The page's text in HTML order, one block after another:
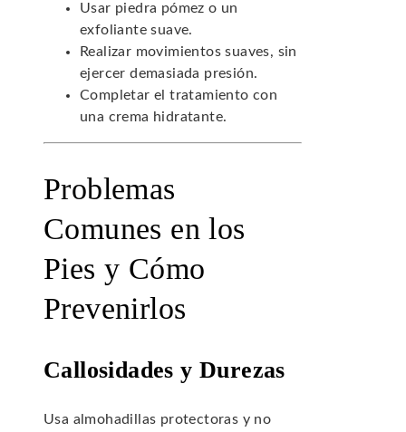
Usar piedra pómez o un
exfoliante suave.
Realizar movimientos suaves, sin
ejercer demasiada presión.
Completar el tratamiento con
una crema hidratante.
Problemas
Comunes en los
Pies y Cómo
Prevenirlos
Callosidades y Durezas
Usa almohadillas protectoras y no